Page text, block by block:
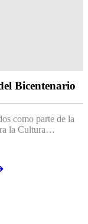
Bicentenario
como parte de la
la Cultura…